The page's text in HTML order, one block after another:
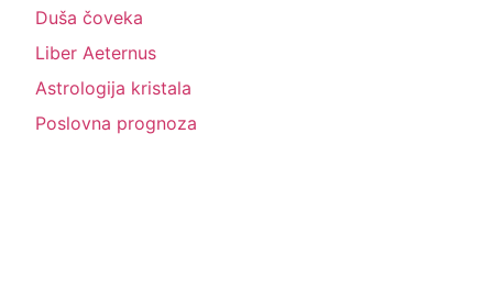
Duša čoveka
Liber Aeternus
Astrologija kristala
Poslovna prognoza